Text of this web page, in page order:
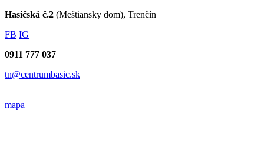
Hasičská č.2 (Meštiansky dom), Trenčín
FB IG
0911 777 037
tn@centrumbasic.sk
mapa